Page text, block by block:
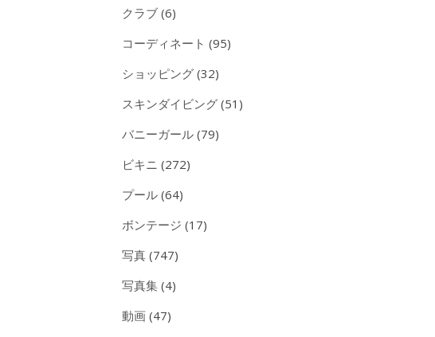
クラブ (6)
コーディネート (95)
ショッピング (32)
スキンダイビング (51)
バニーガール (79)
ビキニ (272)
プール (64)
ボンテージ (17)
写真 (747)
写真集 (4)
動画 (47)